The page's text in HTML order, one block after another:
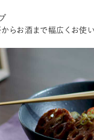
らお酒まで幅広くお使